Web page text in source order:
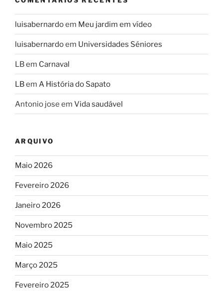
luisabernardoem Meu jardim em vídeo
luisabernardoem Universidades Séniores
LBem Carnaval
LBem A História do Sapato
Antonio jose em Vida saudável
ARQUIVO
Maio 2026
Fevereiro 2026
Janeiro 2026
Novembro 2025
Maio 2025
Março 2025
Fevereiro 2025